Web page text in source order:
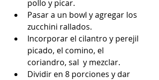
pollo y picar.
Pasar a un bowl y agregar los
zucchini rallados.
Incorporar el cilantro y perejil
picado, el comino, el
coriandro, sal  y mezclar.
Dividir en 8 porciones y dar